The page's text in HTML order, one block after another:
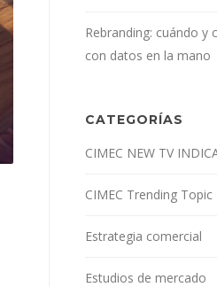
Rebranding: cuándo y
con datos en la mano
CATEGORÍAS
CIMEC NEW TV
CIMEC Trending Topic
Estrategia comercial
Estudios de mercado